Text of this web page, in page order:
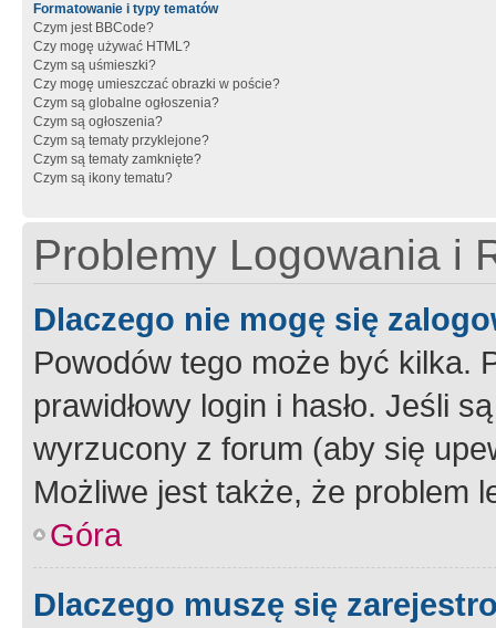
Formatowanie i typy tematów
Czym jest BBCode?
Czy mogę używać HTML?
Czym są uśmieszki?
Czy mogę umieszczać obrazki w poście?
Czym są globalne ogłoszenia?
Czym są ogłoszenia?
Czym są tematy przyklejone?
Czym są tematy zamknięte?
Czym są ikony tematu?
Problemy Logowania i
Dlaczego nie mogę się
Powodów tego może być kilka.
prawidłowy login i hasło. Jeśli
wyrzucony z forum (aby się
Możliwe jest także, że problem
Góra
Dlaczego muszę się